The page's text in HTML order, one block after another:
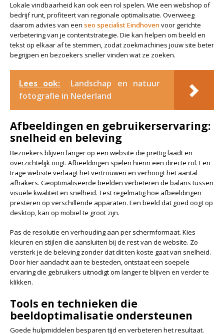
Lokale vindbaarheid kan ook een rol spelen. Wie een webshop of
bedrijf runt, profiteert van regionale optimalisatie. Overweeg
daarom advies van een seo specialist Eindhoven voor gerichte
verbetering van je contentstrategie. Die kan helpen om beeld en
tekst op elkaar af te stemmen, zodat zoekmachines jouw site beter
begrijpen en bezoekers sneller vinden wat ze zoeken.
Lees ook:
Landschap en natuur
fotografie in Nederland
Afbeeldingen en gebruikerservaring:
snelheid en beleving
Bezoekers blijven langer op een website die prettig laadt en
overzichtelijk oogt. Afbeeldingen spelen hierin een directe rol. Een
trage website verlaagt het vertrouwen en verhoogt het aantal
afhakers. Geoptimaliseerde beelden verbeteren de balans tussen
visuele kwaliteit en snelheid. Test regelmatig hoe afbeeldingen
presteren op verschillende apparaten. Een beeld dat goed oogt op
desktop, kan op mobiel te groot zijn.
Pas de resolutie en verhouding aan per schermformaat. Kies
kleuren en stijlen die aansluiten bij de rest van de website. Zo
versterk je de beleving zonder dat dit ten koste gaat van snelheid.
Door hier aandacht aan te besteden, ontstaat een soepele
ervaring die gebruikers uitnodigt om langer te blijven en verder te
klikken.
Tools en technieken die
beeldoptimalisatie ondersteunen
Goede hulpmiddelen besparen tijd en verbeteren het resultaat.